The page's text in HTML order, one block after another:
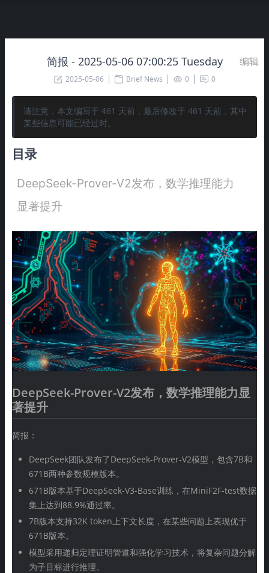
简报 - 2025-05-06 07:00:25 Tuesday 编辑
2025-05-06 Brief News 0 0
请注意，本文编写于 461 天前，最后修改于 461 天前，其中
某些信息可能已经过时。
目录
DeepSeek-Prover-V2发布，数学推理能力
显著提升
DeepSeek-Prover-V2发布，数学推理能力显
著提升
简报：
DeepSeek团队发布了DeepSeek-Prover-V2模型，包含7B和
671B两种参数规模版本。
671B版本基于DeepSeek-V3-Base训练，在MiniF2F-test数据
集上达到88.9%通过率。
7B版本支持32K token上下文长度，在某些问题上表现优于
671B版本。
模型采用递归定理证明管道和强化学习技术，将复杂问题分解
为子目标进行推理。